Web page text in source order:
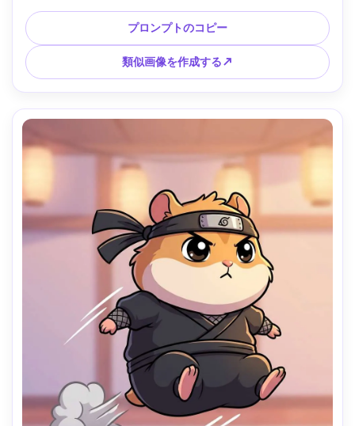
リーが描かれたベーカリーカウンターの背景、太い輪郭、柔
らかいセルシェーディング、暖かく居心地の良い照明ルッ
ク、フレンドリーなブランドマスコットの雰囲気、高ディテ
ール、ステッカーパック準備完了、85mmレンズ、浅い被写
界深度 --ar 4:5
プロンプトのコピー
類似画像を作成する↗